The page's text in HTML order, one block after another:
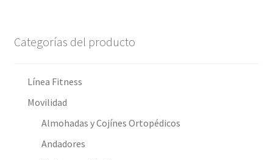
Categorías del producto
Línea Fitness
Movilidad
Almohadas y Cojínes Ortopédicos
Andadores